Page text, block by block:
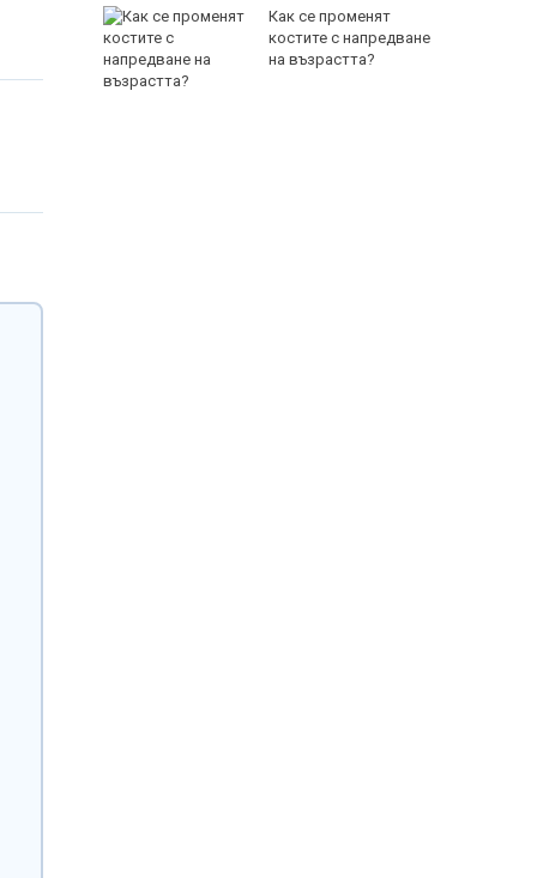
Как се променят
костите с напредване
на възрастта?